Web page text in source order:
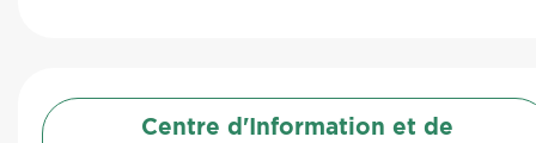
Centre d'Information et de